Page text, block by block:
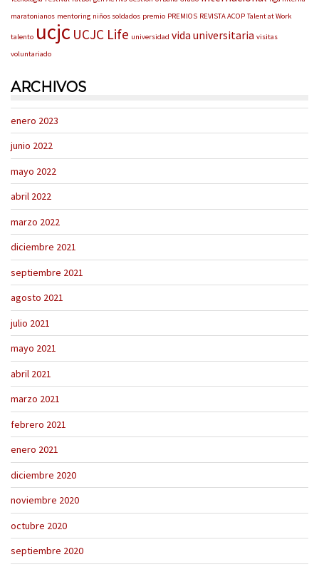
maratonianos mentoring niños soldados premio PREMIOS REVISTA ACOP Talent at Work
talento ucjc UCJC Life universidad vida universitaria visitas
voluntariado
ARCHIVOS
enero 2023
junio 2022
mayo 2022
abril 2022
marzo 2022
diciembre 2021
septiembre 2021
agosto 2021
julio 2021
mayo 2021
abril 2021
marzo 2021
febrero 2021
enero 2021
diciembre 2020
noviembre 2020
octubre 2020
septiembre 2020